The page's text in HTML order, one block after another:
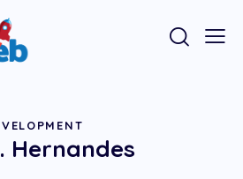
Hernandes